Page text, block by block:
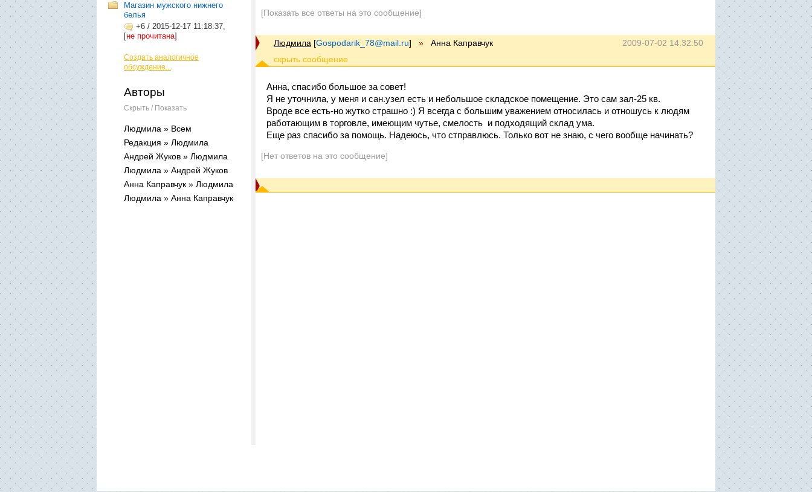
Магазин мужского нижнего
белья
+6 / 2015-12-17 11:18:37,
[не прочитана]
Создать аналогичное
обсуждение...
Авторы
Скрыть / Показать
Людмила » Всем
Редакция » Людмила
Андрей Жуков » Людмила
Людмила » Андрей Жуков
Анна Каправчук » Людмила
Людмила » Анна Каправчук
[Показать все ответы на это сообщение]
2009-07-02 14:32:50
Людмила [Gospodarik_78@mail.ru] » Анна Каправчук
Анна, спасибо большое за совет!
Я не уточнила, у меня и сан.узел есть и небольшое складское помещение. Это сам зал-25 кв.
Вроде все есть-но жутко страшно :) Я всегда с большим уважением относилась и отношусь к людям
работающим в торговле, имеющим чутье, смелость и подходящий склад ума.
Еще раз спасибо за помощь. Надеюсь, что стправлюсь. Только вот не знаю, с чего вообще начинать?
[Нет ответов на это сообщение]